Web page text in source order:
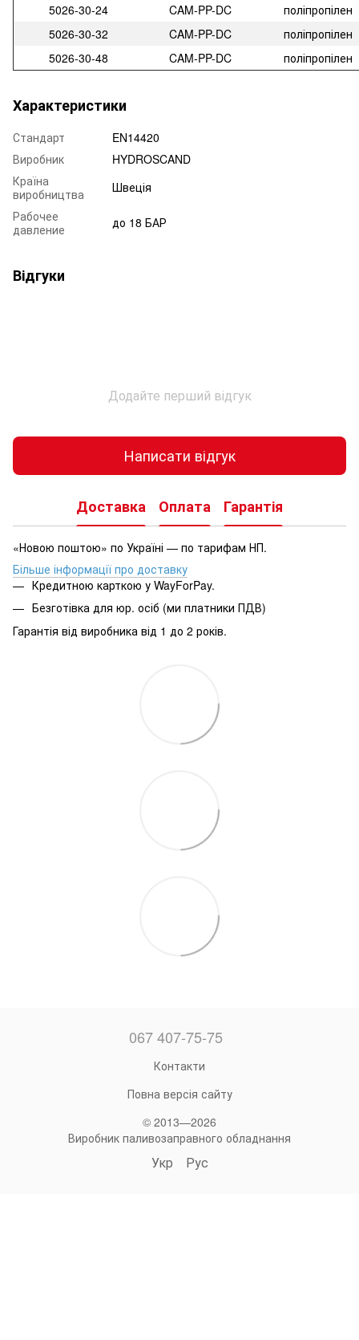
5026-30-24
CAM-PP-DC
поліпропілен
5026-30-32
CAM-PP-DC
поліпропілен
5026-30-48
CAM-PP-DC поліпропілен
Характеристики
Стандарт
EN14420
Виробник
HYDROSCAND
Країна
виробництва
Швеція
Рабочее
давление
до 18 БАР
Відгуки
Додайте перший відгук
Написати відгук
Доставка Оплата Гарантія
«Новою поштою» по Україні — по тарифам НП.
Більше інформації про доставку
Кредитною карткою у WayForPay.
Безготівка для юр. осіб (ми платники ПДВ)
Гарантія від виробника від 1 до 2 років.
067 407-75-75
Контакти
Повна версія сайту
© 2013—2026
Виробник паливозаправного обладнання
Укр Рус